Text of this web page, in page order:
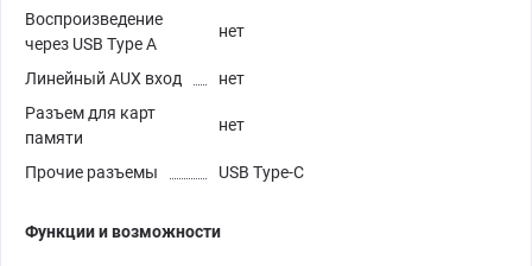
Воспроизведение
через USB Type A
нет
Линейный AUX вход
нет
Разъем для карт
памяти
нет
Прочие разъемы USB Type-C
Функции и возможности